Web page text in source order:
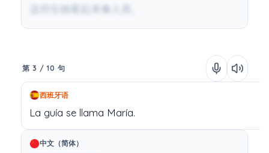
这些生物看起来像人类。
第 3 / 10 句
西班牙语
La guía se llama María.
中文（简体）